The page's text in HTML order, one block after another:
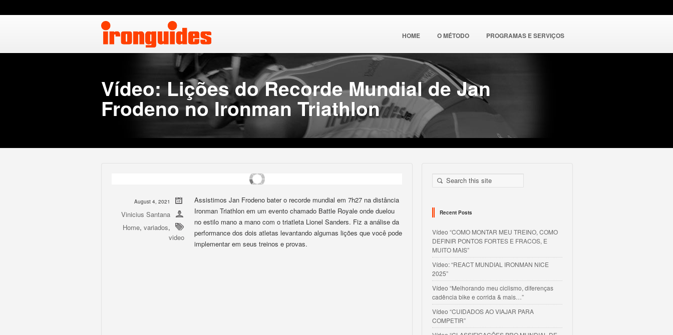
HOME O MÉTODO PROGRAMAS E SERVIÇOS
Vídeo: Lições do Recorde Mundial de Jan
Frodeno no Ironman Triathlon
August 4, 2021
Vinicius Santana
Home, variados,
video
Assistimos Jan Frodeno bater o recorde mundial em 7h27 na distância
Ironman Triathlon em um evento chamado Battle Royale onde duelou
no estilo mano a mano com o triatleta Lionel Sanders. Fiz a análise da
performance dos dois atletas levantando algumas lições que você pode
implementar em seus treinos e provas.
Recent Posts
Vídeo “COMO MONTAR MEU TREINO, COMO
DEFINIR PONTOS FORTES E FRACOS, E
MUITO MAIS”
Vídeo: “REACT MUNDIAL IRONMAN NICE
2025”
Vídeo “Melhorando meu ciclismo, diferenças
cadência bike e corrida & mais…”
Vídeo “CUIDADOS AO VIAJAR PARA
COMPETIR”